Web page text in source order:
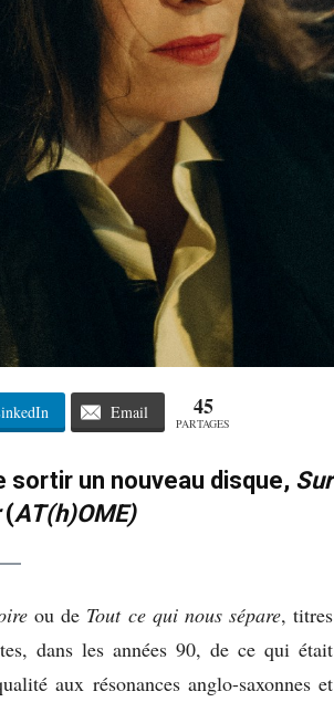
Email 45
PARTAGES
sortir un nouveau disque, Sur
(AT(h)OME)
ou de Tout ce qui nous sépare, titres
dans les années 90, de ce qui était
aux résonances anglo-saxonnes et